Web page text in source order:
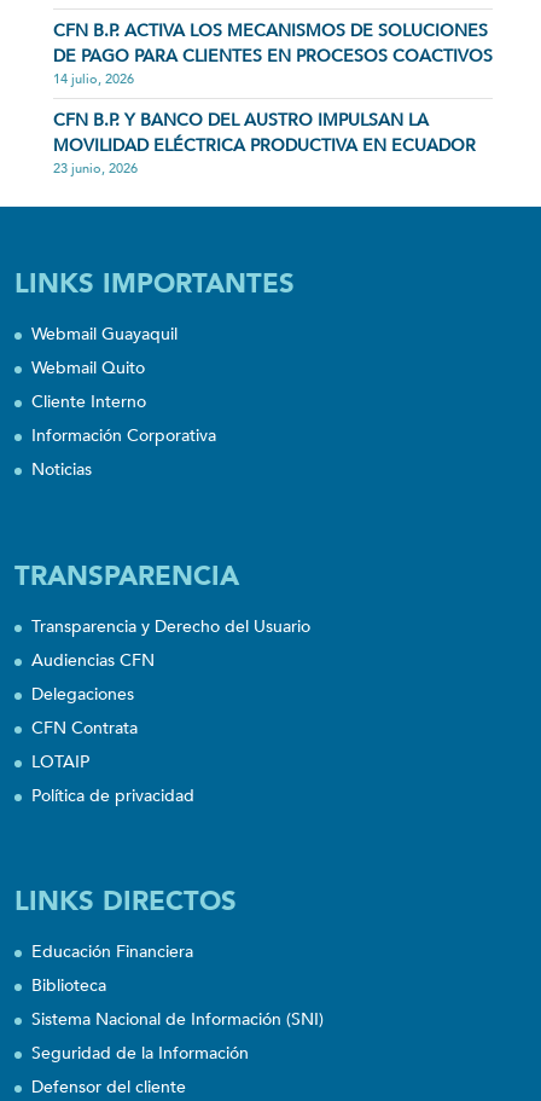
CFN B.P. ACTIVA LOS MECANISMOS DE SOLUCIONES
DE PAGO PARA CLIENTES EN PROCESOS COACTIVOS
14 julio, 2026
CFN B.P. Y BANCO DEL AUSTRO IMPULSAN LA
MOVILIDAD ELÉCTRICA PRODUCTIVA EN ECUADOR
23 junio, 2026
LINKS IMPORTANTES
Webmail Guayaquil
Webmail Quito
Cliente Interno
Información Corporativa
Noticias
TRANSPARENCIA
Transparencia y Derecho del Usuario
Audiencias CFN
Delegaciones
CFN Contrata
LOTAIP
Política de privacidad
LINKS DIRECTOS
Educación Financiera
Biblioteca
Sistema Nacional de Información (SNI)
Seguridad de la Información
Defensor del cliente